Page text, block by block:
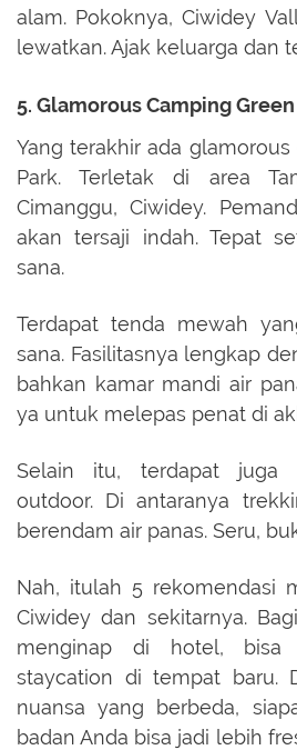
alam. Pokoknya, Ciwidey
lewatkan. Ajak keluarga dan
5. Glamorous Camping
Yang terakhir ada
Park. Terletak di area
Cimanggu, Ciwidey.
akan tersaji indah. Tepat
sana.
Terdapat tenda mewah
sana. Fasilitasnya lengkap
bahkan kamar mandi air
ya untuk melepas penat di
Selain itu, terdapat juga
outdoor. Di antaranya
berendam air panas. Seru,
Nah, itulah 5 rekomendasi
Ciwidey dan sekitarnya.
menginap di hotel, bisa
staycation di tempat baru.
nuansa yang berbeda,
badan Anda bisa jadi lebih